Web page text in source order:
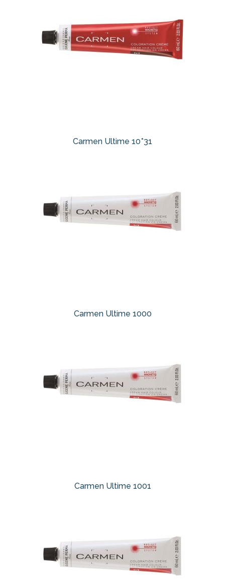
Carmen Ultime 10*31
Carmen Ultime 1000
Carmen Ultime 1001